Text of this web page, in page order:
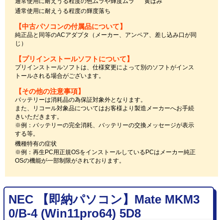
通常使用に耐えうる程度の輝度落ち
【中古パソコンの付属品について】
純正品と同等のACアダプタ（メーカー、アンペア、差し込み口が同
じ）
【プリインストールソフトについて】
プリインストールソフトは、仕様変更によって別のソフトがインス
トールされる場合がございます。
【その他の注意事項】
バッテリーは消耗品の為保証対象外となります。
また、リコール対象品についてはお客様より製造メーカーへお手続
きいただきます。
※例：バッテリーの完全消耗、バッテリーの交換メッセージが表示
する等。
機種特有の症状
※例：再生PC用正規OSをインストールしているPCはメーカー純正
OSの機能が一部制限がされております。
NEC 【即納パソコン】Mate MKM3
0/B-4 (Win11pro64) 5D8